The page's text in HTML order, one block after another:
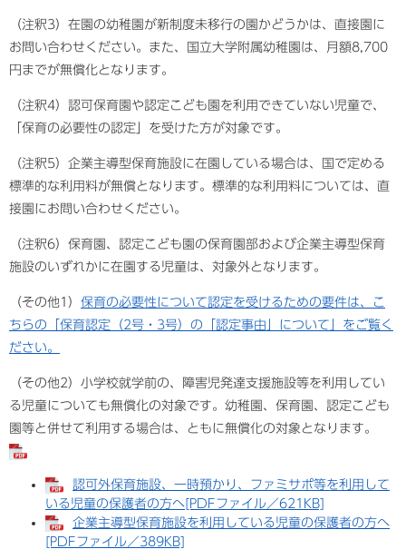
（注釈3）在園の幼稚園が新制度未移行の園かどうかは、直接園に
お問い合わせください。また、国立大学附属幼稚園は、月額8,700
円までが無償化となります。
（注釈4）認可保育園や認定こども園を利用できていない児童で、
「保育の必要性の認定」を受けた方が対象です。
（注釈5）企業主導型保育施設に在園している場合は、国で定める
標準的な利用料が無償となります。標準的な利用料については、直
接園にお問い合わせください。
（注釈6）保育園、認定こども園の保育園部および企業主導型保育
施設のいずれかに在園する児童は、対象外となります。
（その他1） 保育の必要性について認定を受けるための要件は、こ
ちらの「保育認定（2号・3号）の「認定事由」について」をご覧く
ださい。
（その他2）小学校就学前の、障害児発達支援施設等を利用してい
る児童についても無償化の対象です。幼稚園、保育園、認定こども
園等と併せて利用する場合は、ともに無償化の対象となります。
認可外保育施設、一時預かり、ファミサポ等を利用して
いる児童の保護者の方へ[PDFファイル／621KB]
企業主導型保育施設を利用している児童の保護者の方へ
[PDFファイル／389KB]